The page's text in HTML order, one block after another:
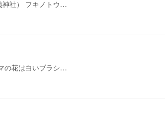
神社） フキノトウ…
の花は白いブラシ…